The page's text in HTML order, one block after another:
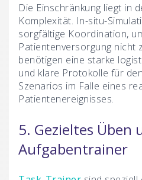
Die Einschränkung liegt in
Komplexität. In-situ-
sorgfältige Koordination,
Patientenversorgung nicht
benötigen eine starke
und klare Protokolle für
Szenarios im Falle eines
Patientenereignisses.
5. Gezieltes Üben
Aufgabentrainer